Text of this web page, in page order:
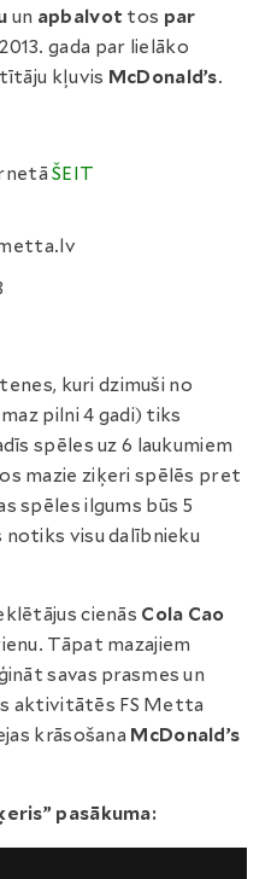
un apbalvot tos par
gada par lielāko
kļuvis McDonald’s.
ŠEIT
kuri dzimuši no
pilni 4 gadi) tiks
spēles uz 6 laukumiem
mazie ziķeri spēlēs pret
spēles ilgums būs 5
notiks visu dalībnieku
cienās Cola Cao
Tāpat mazajiem
savas prasmes un
aktivitātēs FS Metta
krāsošana McDonald’s
pasākuma: